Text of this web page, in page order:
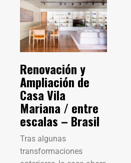
Renovación y
Ampliación de
Casa Vila
Mariana / entre
escalas – Brasil
Tras algunas
transformaciones